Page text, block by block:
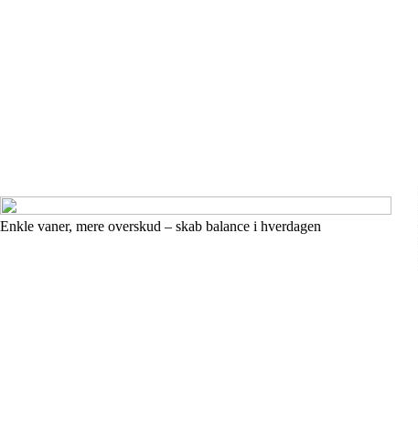
Enkle vaner, mere overskud – skab balance i hverdagen